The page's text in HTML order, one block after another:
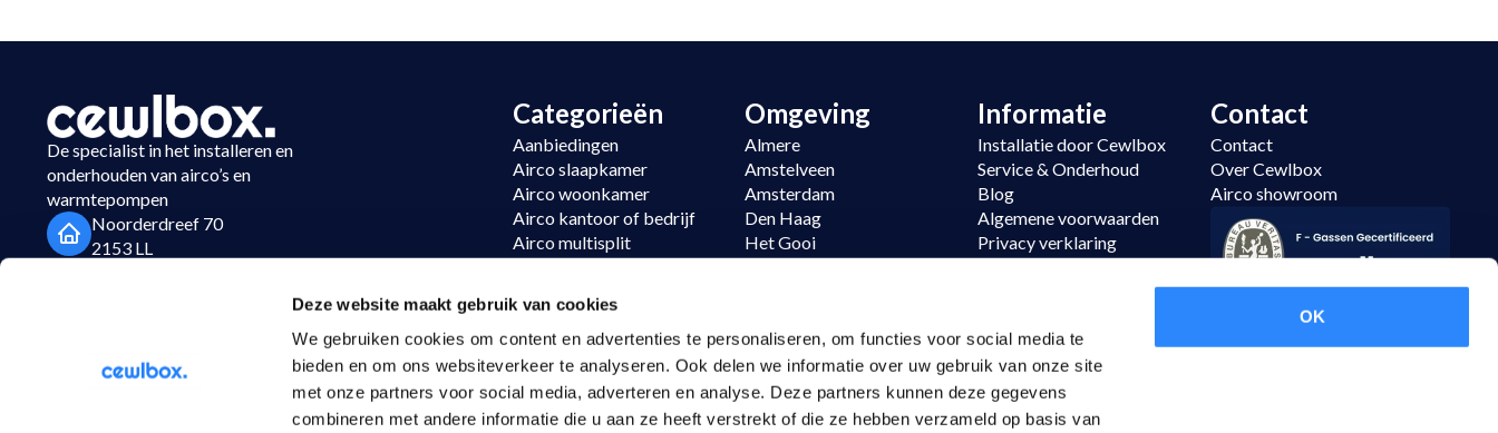
Deze website maakt gebruik van cookies
We gebruiken cookies om content en advertenties te personaliseren, om functies voor social media te
bieden en om ons websiteverkeer te analyseren. Ook delen we informatie over uw gebruik van onze site
met onze partners voor social media, adverteren en analyse. Deze partners kunnen deze gegevens
combineren met andere informatie die u aan ze heeft verstrekt of die ze hebben verzameld op basis van
OK
De specialist in het installeren en
onderhouden van airco’s en
warmtepompen
Noorderdreef 70
2153 LL
Categorieën
Aanbiedingen
Airco slaapkamer
Airco woonkamer
Airco kantoor of bedrijf
Airco multisplit
LG
Omgeving
Almere
Amstelveen
Amsterdam
Den Haag
Het Gooi
Informatie
Installatie door Cewlbox
Service & Onderhoud
Blog
Algemene voorwaarden
Privacy verklaring
Contact
Contact
Over Cewlbox
Airco showroom